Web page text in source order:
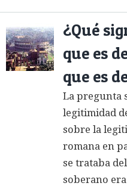
¿Qué
que es
que es
La pregunta
legitimidad
sobre la
romana en
se trataba
soberano era